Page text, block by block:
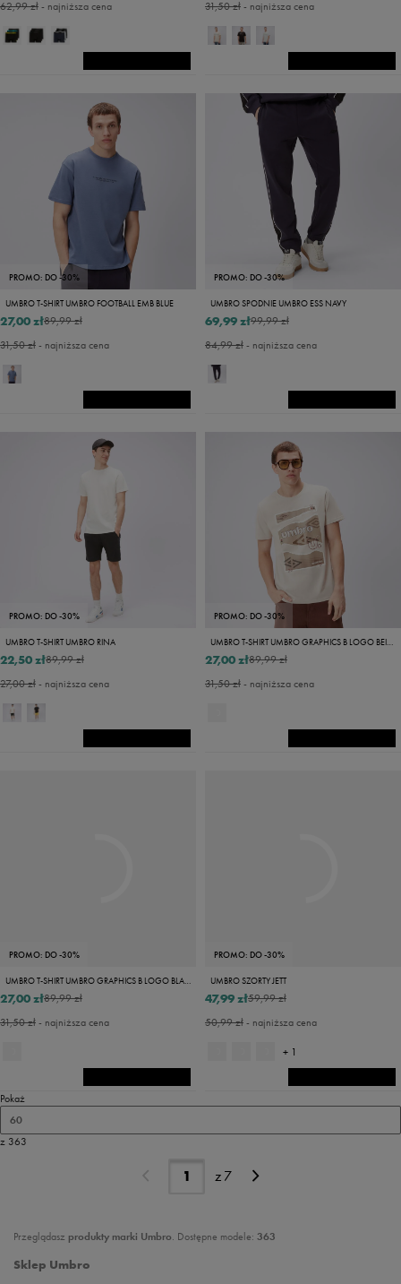
62,99 zł- najniższa cena 31,50 zł- najniższa cena
PROMO: DO -30%
UMBRO T-SHIRT UMBRO FOOTBALL EMB BLUE
89,99 zł
27,00 zł
31,50 zł- najniższa cena
PROMO: DO -30%
UMBRO SPODNIE UMBRO ESS NAVY
99,99 zł
69,99 zł
84,99 zł- najniższa cena
PROMO: DO -30%
UMBRO T-SHIRT UMBRO RINA
89,99 zł
22,50 zł
27,00 zł- najniższa cena
PROMO: DO -30%
UMBRO T-SHIRT UMBRO GRAPHICS B LOGO BEIGE
89,99 zł
27,00 zł
31,50 zł- najniższa cena
PROMO: DO -30%
UMBRO T-SHIRT UMBRO GRAPHICS B LOGO BLACK
89,99 zł
27,00 zł
31,50 zł- najniższa cena
PROMO: DO -30%
UMBRO SZORTY JETT
59,99 zł
47,99 zł
50,99 zł- najniższa cena
+ 1
Pokaż
60
z 363
z7
Przeglądasz produkty marki Umbro. Dostępne modele: 363
Sklep Umbro